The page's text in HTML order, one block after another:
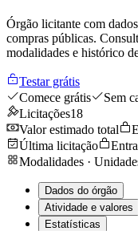
Órgão licitante com
compras públicas.
modalidades e histórico
Testar grátis
Comece grátis
Sem
Licitações18
Valor estimado total
Última licitação
Modalidades ·
Dados do órgão
Atividade e valores
Estatísticas